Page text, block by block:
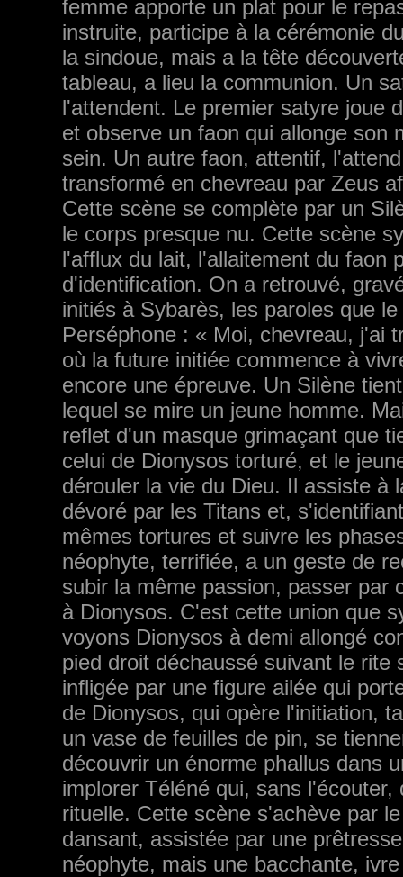
femme apporte un plat pour le
instruite, participe à la cérémonie
la sindoue, mais a la tête
tableau, a lieu la communion. Un
l'attendent. Le premier satyre joue
et observe un faon qui allonge son
sein. Un autre faon, attentif,
transformé en chevreau par Zeus
Cette scène se complète par un
le corps presque nu. Cette scène
l'afflux du lait, l'allai­tement du faon
d'identification. On a retrouvé,
initiés à Sybarès, les paroles que
Perséphone : « Moi, chevreau, j'ai
où la future initiée commence à
encore une épreuve. Un Silène
lequel se mire un jeune homme.
reflet d'un masque grimaçant que
celui de Dionysos torturé, et le
dérouler la vie du Dieu. Il assiste à
dévoré par les Titans et,
mêmes tortures et suivre les
néophyte, terrifiée, a un geste de
subir la même passion, passer par
à Dionysos. C'est cette union que
voyons Dionysos à demi allongé
pied droit déchaussé suivant le
infligée par une figure ailée qui
de Dionysos, qui opère l'ini­tiation,
un vase de feuilles de pin, se
découvrir un énorme phallus dans
implorer Téléné qui, sans
rituelle. Cette scène s'achève par
dansant, assistée par une
néophyte, mais une bacchante,